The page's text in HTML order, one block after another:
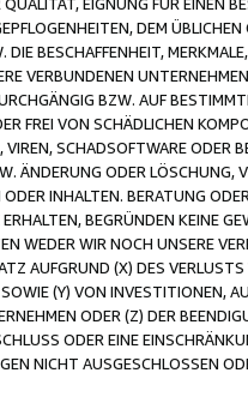
DEM
BESCHAFFENHEIT,
VERBUNDENEN
BZW. AUF
FREI VON SCHÄDLICHEN
SCHADSOFTWARE
ÄNDERUNG ODER
INHALTEN. BERATUNG
BEGRÜNDEN KEINE
WEDER WIR NOCH UNSERE
AUFGRUND (X) DES
(Y) VON INVESTITIONEN,
ODER (Z) DER
ODER EINE
NICHT AUSGESCHLOSSEN